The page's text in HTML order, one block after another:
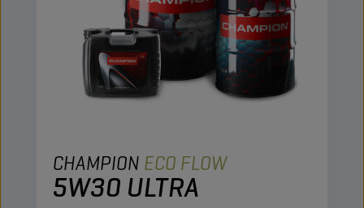
CHAMPION ECO FLOW
5W30 ULTRA